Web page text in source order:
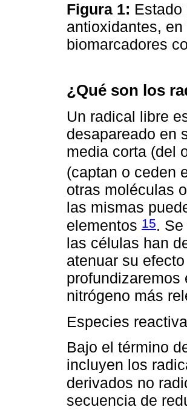
Figura 1:
antioxidantes,
biomarcadores
¿Qué son los
Un radical libre
desapareado en
media corta (del
(captan o ceden
otras moléculas
las mismas
elementos 15.
las células han
atenuar su
nitrógeno más
Especies
Bajo el término
incluyen los
derivados no
secuencia de